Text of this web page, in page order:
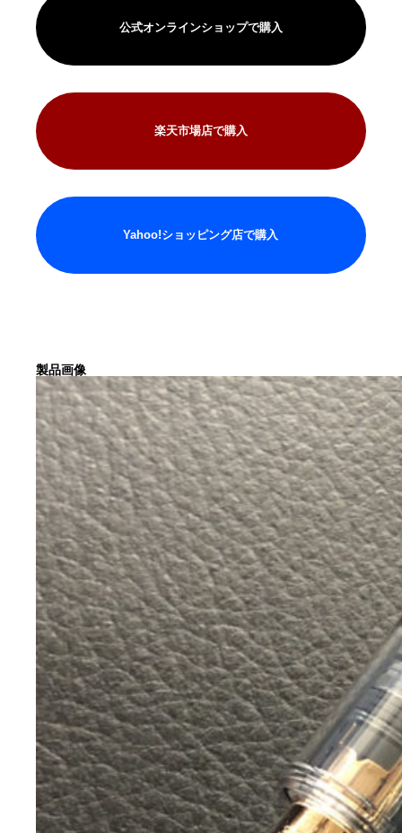
公式オンラインショップで購入
楽天市場店で購入
Yahoo!ショッピング店で購入
製品画像